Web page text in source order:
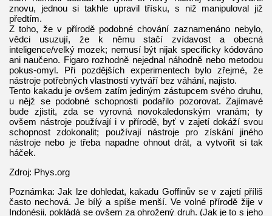
znovu, jednou si takhle upravil třísku, s niž manipuloval již
předtím.
Z toho, že v přírodě podobné chování zaznamenáno nebylo,
vědci usuzují, že k němu stačí zvídavost a obecná
inteligence/velký mozek; nemusí být nijak specificky kódováno
ani naučeno. Figaro rozhodně nejednal náhodně nebo metodou
pokus-omyl. Při pozdějších experimentech bylo zřejmé, že
nástroje potřebných vlastností vytváří bez váhání, najisto.
Tento kakadu je ovšem zatím jediným zástupcem svého druhu,
u nějž se podobné schopnosti podařilo pozorovat. Zajímavé
bude zjistit, zda se vyrovná novokaledonským vranám; ty
ovšem nástroje používají i v přírodě, byť v zajetí dokáží svou
schopnost zdokonalit; používají nástroje pro získání jiného
nástroje nebo je třeba napadne ohnout drát, a vytvořit si tak
háček.
Zdroj: Phys.org
Poznámka: Jak lze dohledat, kakadu Goffinův se v zajetí příliš
často nechová. Je bílý a spíše menší. Ve volné přírodě žije v
Indonésii, pokládá se ovšem za ohrožený druh. (Jak je to s jeho